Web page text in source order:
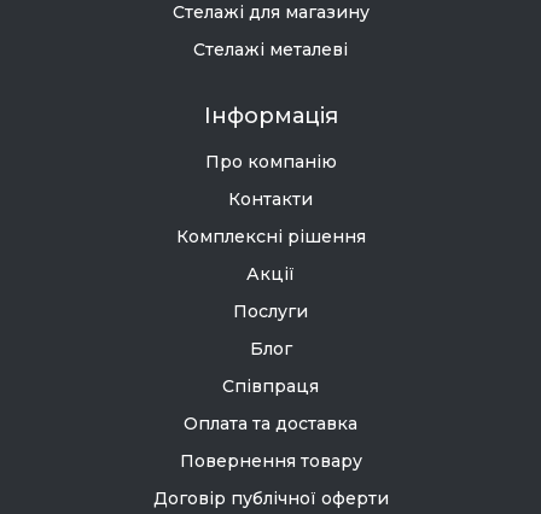
Стелажі для магазину
Стелажі металеві
Інформація
Про компанію
Контакти
Комплексні рішення
Акції
Послуги
Блог
Співпраця
Оплата та доставка
Повернення товару
Договір публічної оферти